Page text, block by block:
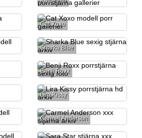
Cat Xoxo
Sharka Blue
Benji Roxx
Lira Kissy
Carmel Anderson